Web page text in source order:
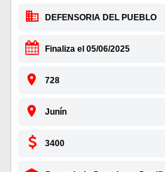
DEFENSORIA DEL PUEBLO
Finaliza el 05/06/2025
728
Junín
3400